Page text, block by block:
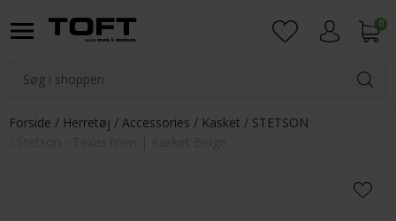
0
Forside Herretøj Accessories Kasket
STETSON